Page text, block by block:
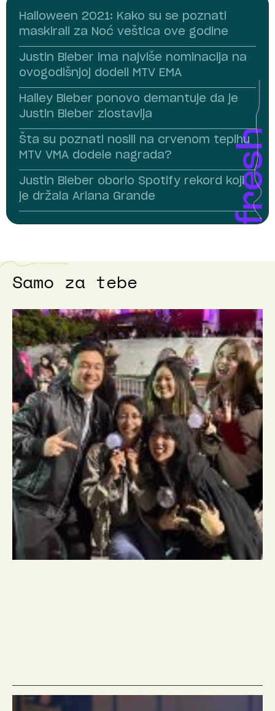
Halloween 2021: Kako su se poznati
maskirali za Noć veštica ove godine
Justin Bieber ima najviše nominacija na
ovogodišnjoj dodeli MTV EMA
Hailey Bieber ponovo demantuje da je
Justin Bieber zlostavlja
Šta su poznati nosili na crvenom tepihu
MTV VMA dodele nagrada?
Justin Bieber oborio Spotify rekord koji
je držala Ariana Grande
Samo za tebe